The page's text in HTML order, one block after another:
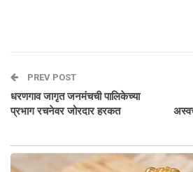
PREV POST
धरणगाव जागृत जनमंचची पालिकेच्या
प्रभाग रचनेवर जोरदार हरकत